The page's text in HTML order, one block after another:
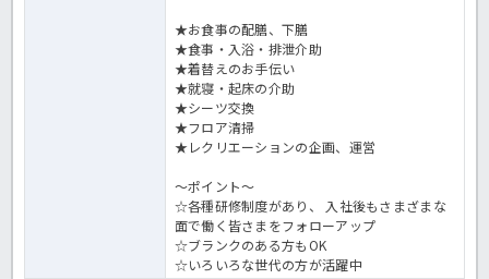
★お食事の配膳、下膳
★食事・入浴・排泄介助
★着替えのお手伝い
★就寝・起床の介助
★シーツ交換
★フロア清掃
★レクリエーションの企画、運営
～ポイント～
☆各種研修制度があり、 入社後もさまざまな
面で働く皆さまをフォローアップ
☆ブランクのある方もOK
☆いろいろな世代の方が活躍中